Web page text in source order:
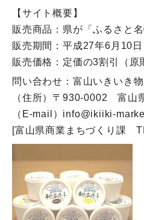
【サイト概要】
販売商品：県が「ふるさと
販売期間：平成27年6月10
販売価格：定価の3割引（原
問い合わせ：富山いきいき
（住所）〒930-0002 富山
（E-mail）info@ikiiki-
[富山県商業まちづくり課